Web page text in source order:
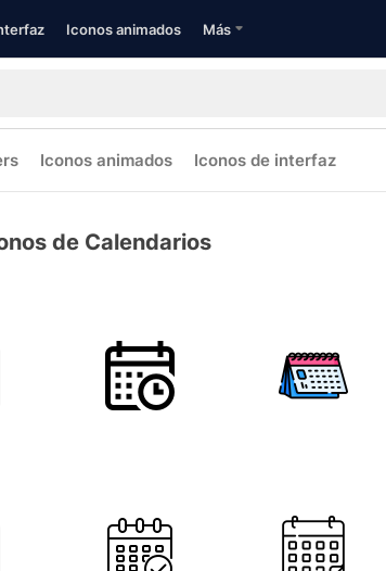
Iconos animados Más
Iconos animados Iconos de interfaz
de Calendarios